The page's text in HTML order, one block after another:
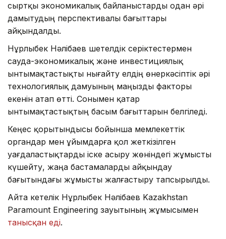
сыртқы экономикалық байланыстарды одан әрі
дамытудың перспективалы бағыттары
айқындалды.
Нұрлыбек Нәлібаев шетелдік серіктестермен
сауда-экономикалық және инвестициялық
ынтымақтастықты нығайту елдің өнеркәсіптік әрі
технологиялық дамуының маңызды факторы
екенін атап өтті. Сонымен қатар
ынтымақтастықтың басым бағыттарын белгіледі.
Кеңес қорытындысы бойынша мемлекеттік
органдар мен ұйымдарға қол жеткізілген
уағдаластықтарды іске асыру жөніндегі жұмысты
күшейту, жаңа бастамаларды айқындау
бағытындағы жұмысты жалғастыру тапсырылды.
Айта кетелік Нұрлыбек Нәлібаев Kazakhstan
Paramount Engineering зауытының жұмысымен
танысқан еді.